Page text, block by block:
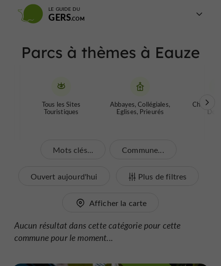
LE GUIDE DU
GERS
Parcs à thèmes à Eauze
Tous les Sites
Touristiques
Abbayes, Collégiales,
Eglises, Prieurés
Mots clés... Commune...
Ouvert aujourd'hui Plus de filtres
Afficher la carte
Aucun résultat dans cette catégorie pour cette
commune pour le moment...